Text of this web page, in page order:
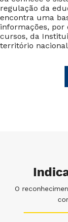
regulação da
encontra uma
informações, por
cursos, da
território
O